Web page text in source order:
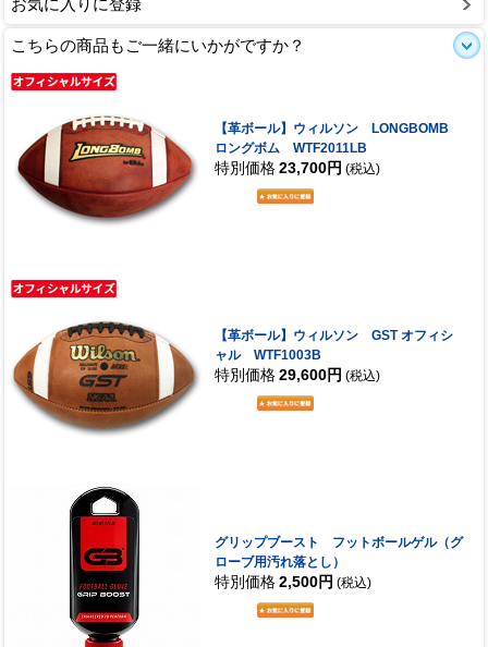
こちらの商品もご一緒にいかがですか？
【革ボール】ウィルソン LONGBOMB
ロングボム WTF2011LB
特別価格 23,700円 (税込)
【革ボール】ウィルソン GST オフィシ
ャル WTF1003B
特別価格 29,600円 (税込)
グリップブースト フットボールゲル（グ
ローブ用汚れ落とし）
特別価格 2,500円 (税込)